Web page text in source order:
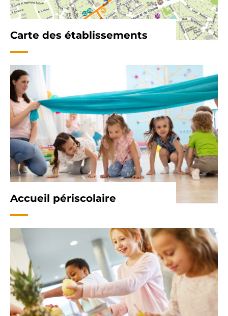
Carte des établissements
Accueil périscolaire